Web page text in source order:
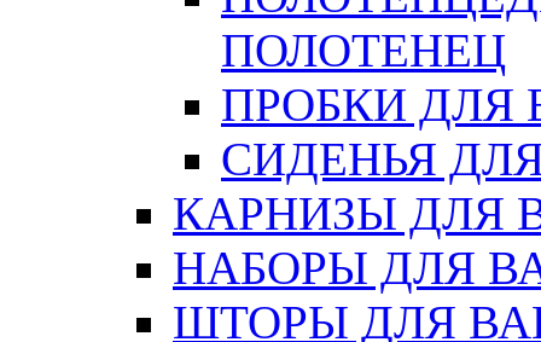
ПОЛОТЕНЕЦ
ПРОБКИ ДЛЯ
СИДЕНЬЯ
КАРНИЗЫ ДЛЯ
НАБОРЫ ДЛЯ
ШТОРЫ ДЛЯ